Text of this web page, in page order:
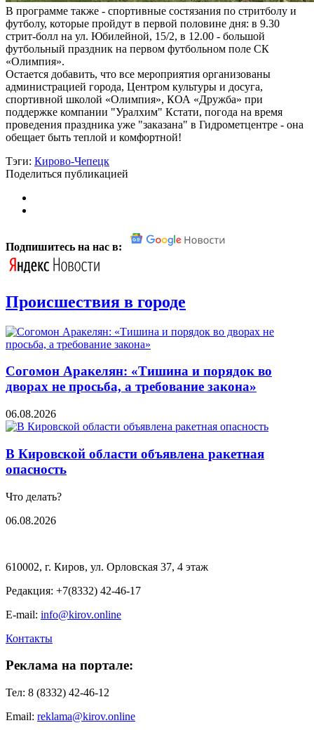
В программе также - спортивные состязания по стритболу и
футболу, которые пройдут в первой половине дня: в 9.30
стрит-болл на ул. Юбилейной, 15/2, в 12.00 - большой
футбольный праздник на первом футбольном поле СК
«Олимпия».
Остается добавить, что все мероприятия организованы
администрацией города, Центром культуры и досуга,
спортивной школой «Олимпия», КОА «Дружба» при
поддержке компании "Уралхим" Кстати, погода на время
проведения праздника уже "заказана" в Гидрометцентре - она
обещает быть теплой и комфортной!
Тэги: Кирово-Чепецк
Поделиться публикацией
Подпишитесь на нас в:
Происшествия в городе
Согомон Аракелян: «Тишина и порядок во
дворах не просьба, а требование закона»
06.08.2026
В Кировской области объявлена ракетная
опасность
Что делать?
06.08.2026
610002, г. Киров, ул. Орловская 37, 4 этаж
Редакция: +7(8332) 42-46-17
E-mail: info@kirov.online
Контакты
Реклама на портале:
Тел: 8 (8332) 42-46-12
Email: reklama@kirov.online